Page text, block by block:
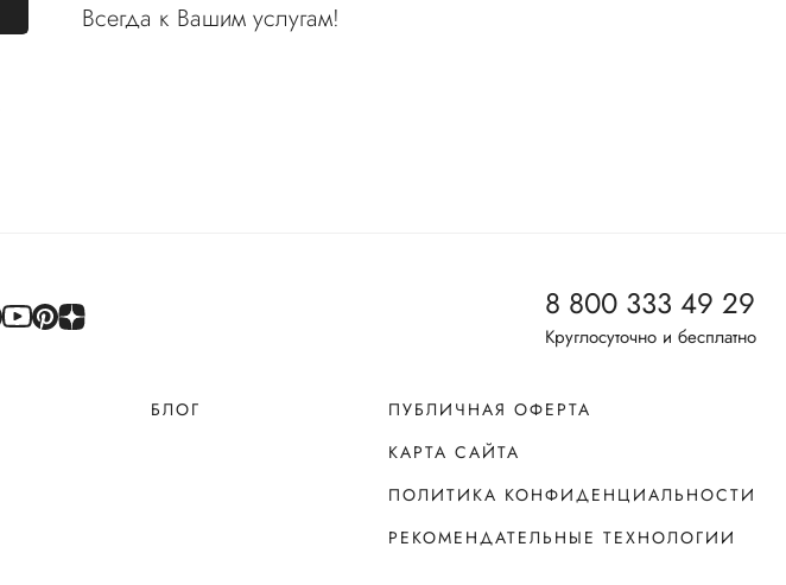
Всегда к Вашим услугам!
8 800 333 49 29
Круглосуточно и бесплатно
БЛОГ
ПУБЛИЧНАЯ ОФЕРТА
КАРТА САЙТА
ПОЛИТИКА КОНФИДЕНЦИАЛЬНОСТИ
РЕКОМЕНДАТЕЛЬНЫЕ ТЕХНОЛОГИИ